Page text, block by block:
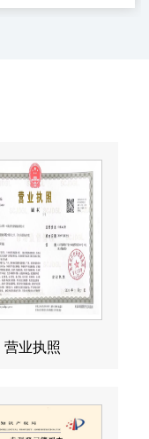
营业执照